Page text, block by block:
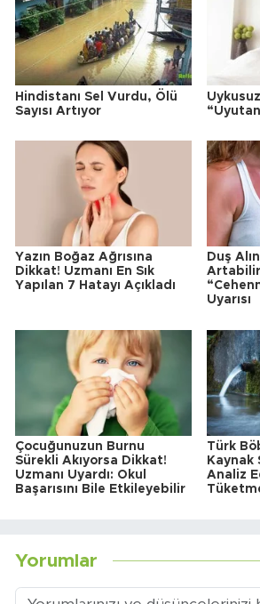
Hindistanı Sel Vurdu, Ölü
Sayısı Artıyor
Yazın Boğaz Ağrısına
Dikkat! Uzmanı En Sık
Yapılan 7 Hatayı Açıkladı
Duş
Uyarısı
Çocuğunuzun Burnu
Sürekli Akıyorsa Dikkat!
Uzmanı Uyardı: Okul
Başarısını Bile Etkileyebilir
Türk
Kaynak
Analiz
Yorumlar